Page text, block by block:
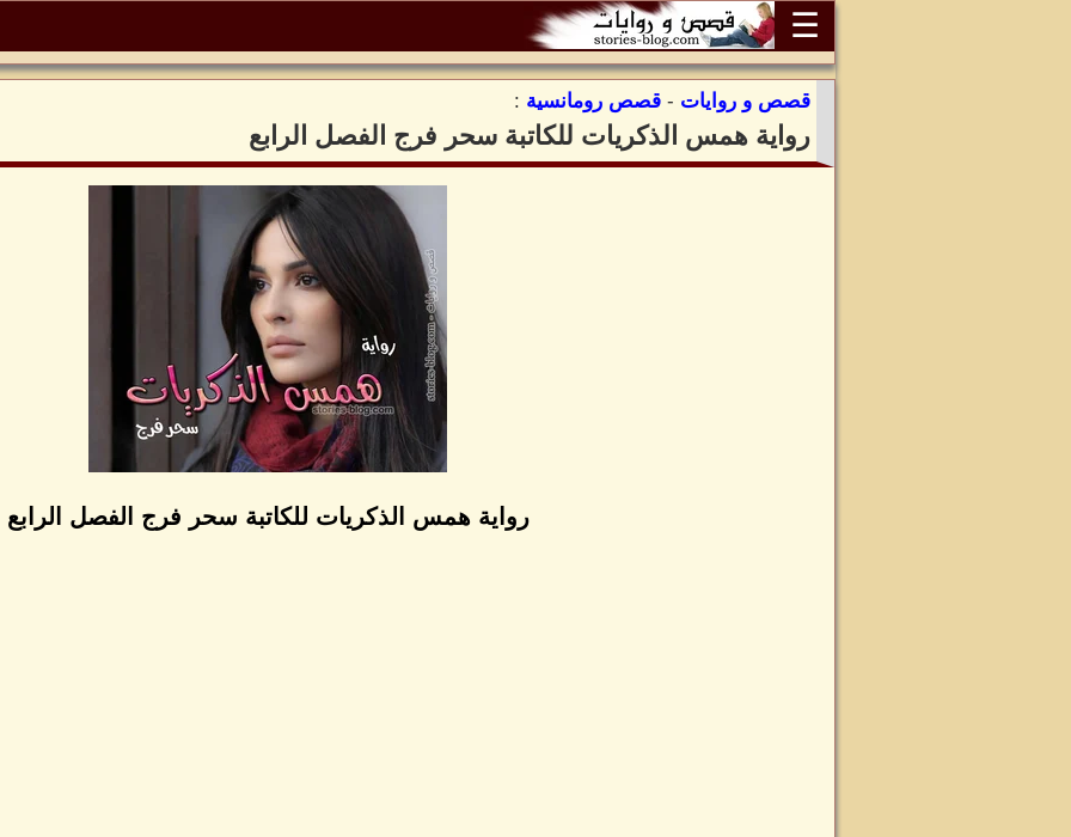
☰
قصص و روايات - قصص رومانسية :
رواية همس الذكريات للكاتبة سحر فرج الفصل الرابع
رواية همس الذكريات للكاتبة سحر فرج الفصل الرابع